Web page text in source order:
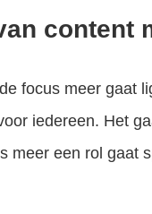
content
focus meer gaat
iedereen. Het
meer een rol gaat